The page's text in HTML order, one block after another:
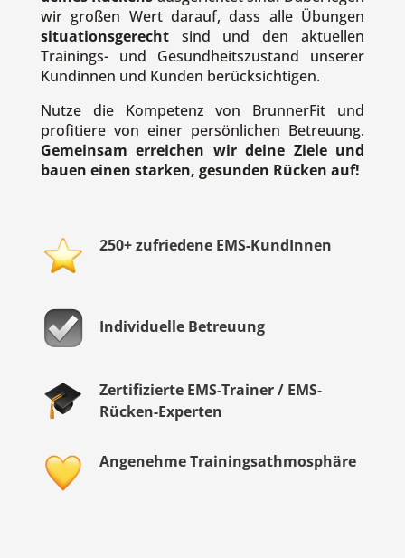
wir großen Wert darauf, dass alle Übungen
situationsgerechtsind und den aktuellen
Trainings- und Gesundheitszustand unserer
Kundinnen und Kunden berücksichtigen.
Nutze die Kompetenz von BrunnerFit und
profitiere von einer persönlichen Betreuung.
Gemeinsam erreichen wir deine Ziele und
bauen einen starken, gesunden Rücken auf!
250+ zufriedene EMS-KundInnen
Individuelle Betreuung
Zertifizierte EMS-Trainer / EMS-
Rücken-Experten
Angenehme Trainingsathmosphäre